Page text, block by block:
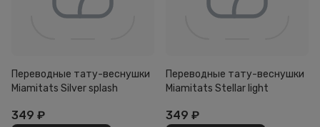
Переводные тату-веснушки
Miamitats Silver splash
349 ₽
Переводные тату-веснушки
Miamitats Stellar light
349 ₽